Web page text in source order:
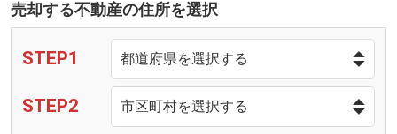
売却する不動産の住所を選択
STEP1
STEP2